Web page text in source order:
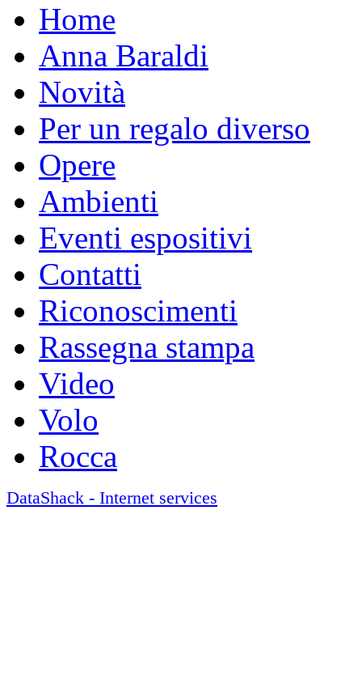
Home
Anna Baraldi
Novità
Per un regalo diverso
Opere
Ambienti
Eventi espositivi
Contatti
Riconoscimenti
Rassegna stampa
Video
Volo
Rocca
DataShack - Internet services